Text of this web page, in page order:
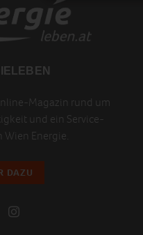
Magazin rund um
und ein Service-
Wien Energie.
DAZU